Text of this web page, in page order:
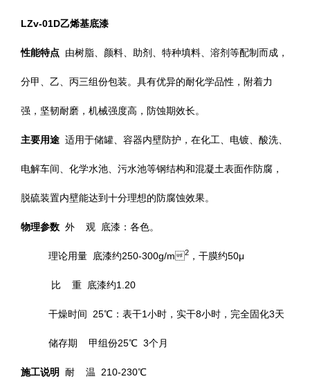
LZv-01D乙烯基底漆
性能特点 由树脂、颜料、助剂、特种填料、溶剂等配制而成，
分甲、乙、丙三组份包装。具有优异的耐化学品性，附着力
强，坚韧耐磨，机械强度高，防蚀期效长。
主要用途 适用于储罐、容器内壁防护，在化工、电镀、酸洗、
电解车间、化学水池、污水池等钢结构和混凝土表面作防腐，
脱硫装置内壁能达到十分理想的防腐蚀效果。
物理参数 外 观 底漆：各色。
理论用量 底漆约250-300g/m 2 ，干膜约50μ
比 重 底漆约1.20
干燥时间 25℃：表干1小时，实干8小时，完全固化3天
储存期 甲组份25℃ 3个月
施工说明 耐 温 210-230℃